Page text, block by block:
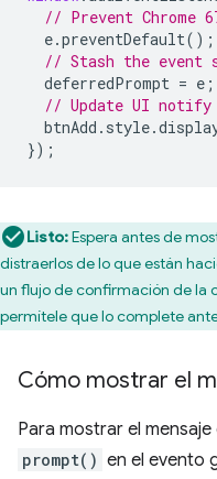
// Prevent Chrome
e.preventDefault();
// Stash the event
deferredPrompt = e ;
// Update UI notify
btnAdd . style.
});
Listo:Espera antes de
distraerlos de lo que están
un flujo de confirmación de la
permítele que lo complete
Cómo mostrar el
Para mostrar el
prompt() en el evento